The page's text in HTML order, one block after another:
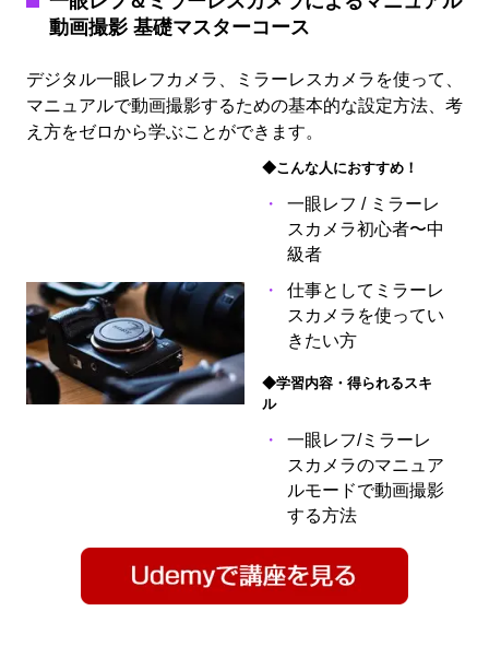
動画撮影 基礎マスターコース
デジタル一眼レフカメラ、ミラーレスカメラを使って、
マニュアルで動画撮影するための基本的な設定方法、考
え方をゼロから学ぶことができます。
◆こんな人におすすめ！
一眼レフ / ミラーレ
スカメラ初心者〜中
級者
仕事としてミラーレ
スカメラを使ってい
きたい方
◆学習内容・得られるスキ
ル
一眼レフ/ミラーレ
スカメラのマニュア
ルモードで動画撮影
する方法